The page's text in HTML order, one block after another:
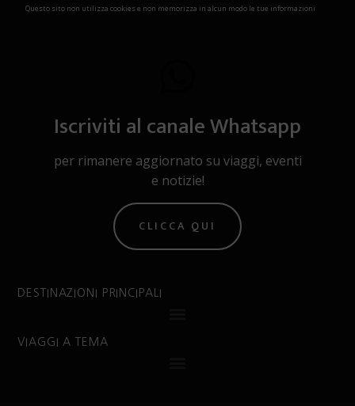
Questo sito non utilizza cookies e non memorizza in alcun modo le tue informazioni
Iscriviti al canale Whatsapp
per rimanere aggiornato su viaggi, eventi
e notizie!
CLICCA QUI
DESTINAZIONI PRINCIPALI
VIAGGI A TEMA